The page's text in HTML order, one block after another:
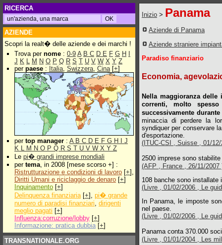
RICERCA
AZIENDE
Scopri la realt� delle aziende e dei marchi !
Trova per nome : 0-9 A B C D E F G H
J K L M N O P Q R S T U V W X Y Z
per paese : Italia, Swizzera, Cina[+]
per top manager : A B C D E F G H
J
K L M N O P Q R S T U V W X Y Z
Le pi� grandi imprese mondiali
per tema, in 2008 [mese scorso +] :
Ristrutturazione e condizioni di lavoro [+],
Diritti Umani e riciclaggio de denaro [+]
Inquinamento [+]
Delinquenza finanziaria[+], pi� grande
numero di paradisi finanziari, dirigenti
meglio pagati [+]
Influenza:corruzione/lobby [+]
Informazione: pratica dubbia [+]
TRANSNATIONALE.ORG
Inizio > Panama
Aziende di Panama
Aziende straniere
Paradiso finanziario
Economia,
Nella maggioranza
correnti, molto
successivamente
minaccia di perdere la
syndiquer per conservare
d'esportazione.
(ITUC-CSI , Suisse , 01/
2500 imprese sono
(AFP , France , 26/11/2007
108 banche sono installate
(Livre , 01/02/2006 , Le
In Panama, le imposte
nel paese.
(Livre , 01/02/2006 , Le
Panama conta 370.000
(Livre , 01/01/2004 , Les